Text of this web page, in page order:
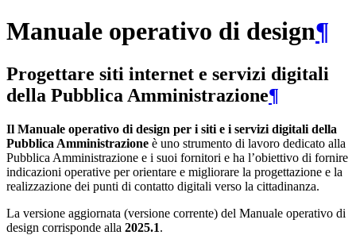
Manuale operativo di design¶
Progettare siti internet e servizi digitali
della Pubblica Amministrazione¶
Il Manuale operativo di design per i siti e i servizi digitali della
Pubblica Amministrazione è uno strumento di lavoro dedicato alla
Pubblica Amministrazione e i suoi fornitori e ha l’obiettivo di fornire
indicazioni operative per orientare e migliorare la progettazione e la
realizzazione dei punti di contatto digitali verso la cittadinanza.
La versione aggiornata (versione corrente) del Manuale operativo di
design corrisponde alla 2025.1.